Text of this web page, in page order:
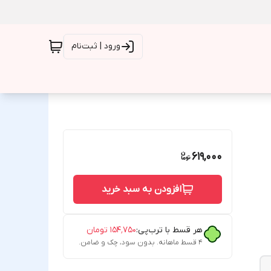
ورود | ثبت‌نام
619,000
افزودن به سبد خرید
هر قسط با ترب‌پی:۱۵۴٬۷۵۰ تومان
۴ قسط ماهانه. بدون سود، چک و ضامن.